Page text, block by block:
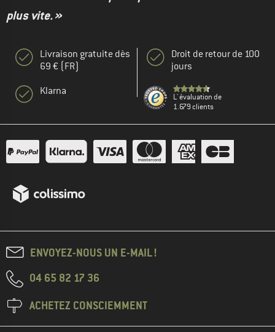
plus vite. »
Livraison gratuite dès
69 € (FR)
Klarna
Droit de retour de 100
jours
L' évaluation de
1.679 clients
ENVOYEZ-NOUS UN E-MAIL !
04 65 82 17 36
ACHETEZ CONSCIEMMENT